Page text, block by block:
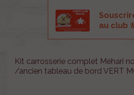
au club
Kit carrosserie complet Méhari
/ancien tableau de bord VERT